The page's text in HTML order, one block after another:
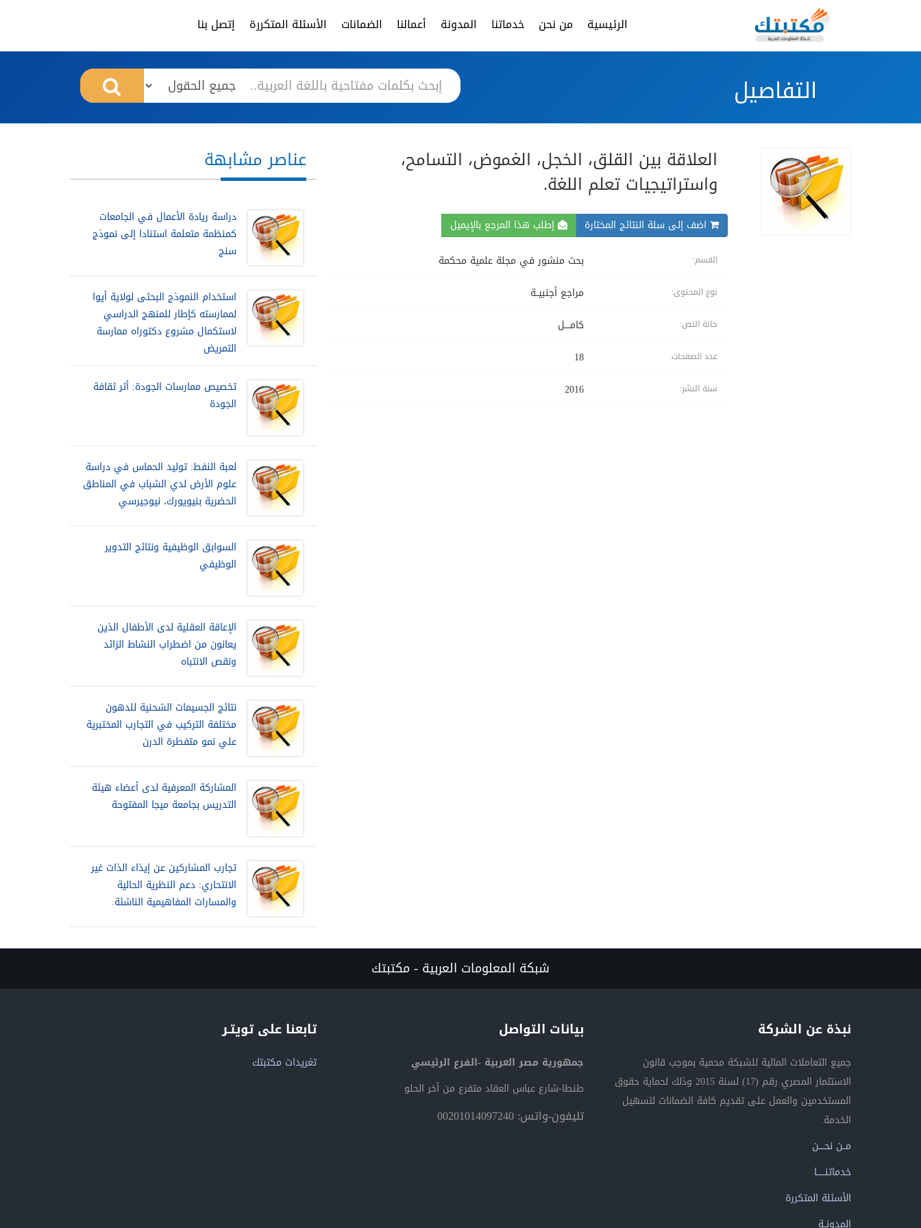
الرئيسية من نحن خدماتنا المدونة أعمالنا الضمانات الأسئلة المتكررة إتصل بنا
التفاصيل
العلاقة بين القلق، الخجل، الغموض، التسامح،
واستراتيجيات تعلم اللغة.
اضف إلى سلة النتائج المختارة إطلب هذا المرجع بالإيميل
القسم: بحث منشور في مجلة علمية محكمة
نوع المحتوى: مراجع أجنبيــة
حالة النص: كامــــل
عدد الصفحات: 18
سنة النشر: 2016
عناصر مشابهة
دراسة ريادة الأعمال في الجامعات
كمنظمة متعلمة استنادا إلى نموذج
سنج
استخدام النموذج البحثى لولاية أيوا
لممارسته كإطار للمنهج الدراسي
لاستكمال مشروع دكتوراه ممارسة
التمريض
تخصيص ممارسات الجودة: أثر ثقافة
الجودة
لعبة النفط: توليد الحماس في دراسة
علوم الأرض لدي الشباب في المناطق
الحضرية بنيويورك، نيوجيرسي
السوابق الوظيفية ونتائج التدوير
الوظيفي
الإعاقة العقلية لدى الأطفال الذين
يعانون من اضطراب النشاط الزائد
ونقص الانتباه
نتائج الجسيمات الشحنية للدهون
مختلفة التركيب في التجارب المختبرية
علي نمو متفطرة الدرن
المشاركة المعرفية لدى أعضاء هيئة
التدريس بجامعة ميجا المفتوحة
تجارب المشاركين عن إيذاء الذات غير
الانتحاري: دعم النظرية الحالية
والمسارات المفاهيمية الناشئة.
شبكة المعلومات العربية - مكتبتك
نبذة عن الشركة
جميع التعاملات المالية للشبكة محمية بموجب قانون
الاستثمار المصري رقم (17) لسنة 2015 وذلك لحماية حقوق
المستخدمين والعمل على تقديم كافة الضمانات لتسهيل
الخدمة.
مــن نحــــن
خدماتنــــــا
الأسئلة المتكررة
المدونــة
بيانات التواصل
جمهورية مصر العربية -الفرع الرئيسي
طنطا-شارع عباس العقاد متفرع من أخر الحلو
تليفون-واتس: 00201014097240
تابعنا على تويتـر
تغريدات مكتبتك